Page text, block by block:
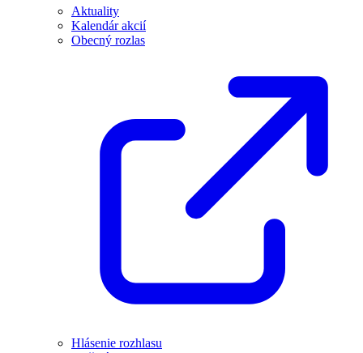
Aktuality
Kalendár akcií
Obecný rozlas
Hlásenie rozhlasu